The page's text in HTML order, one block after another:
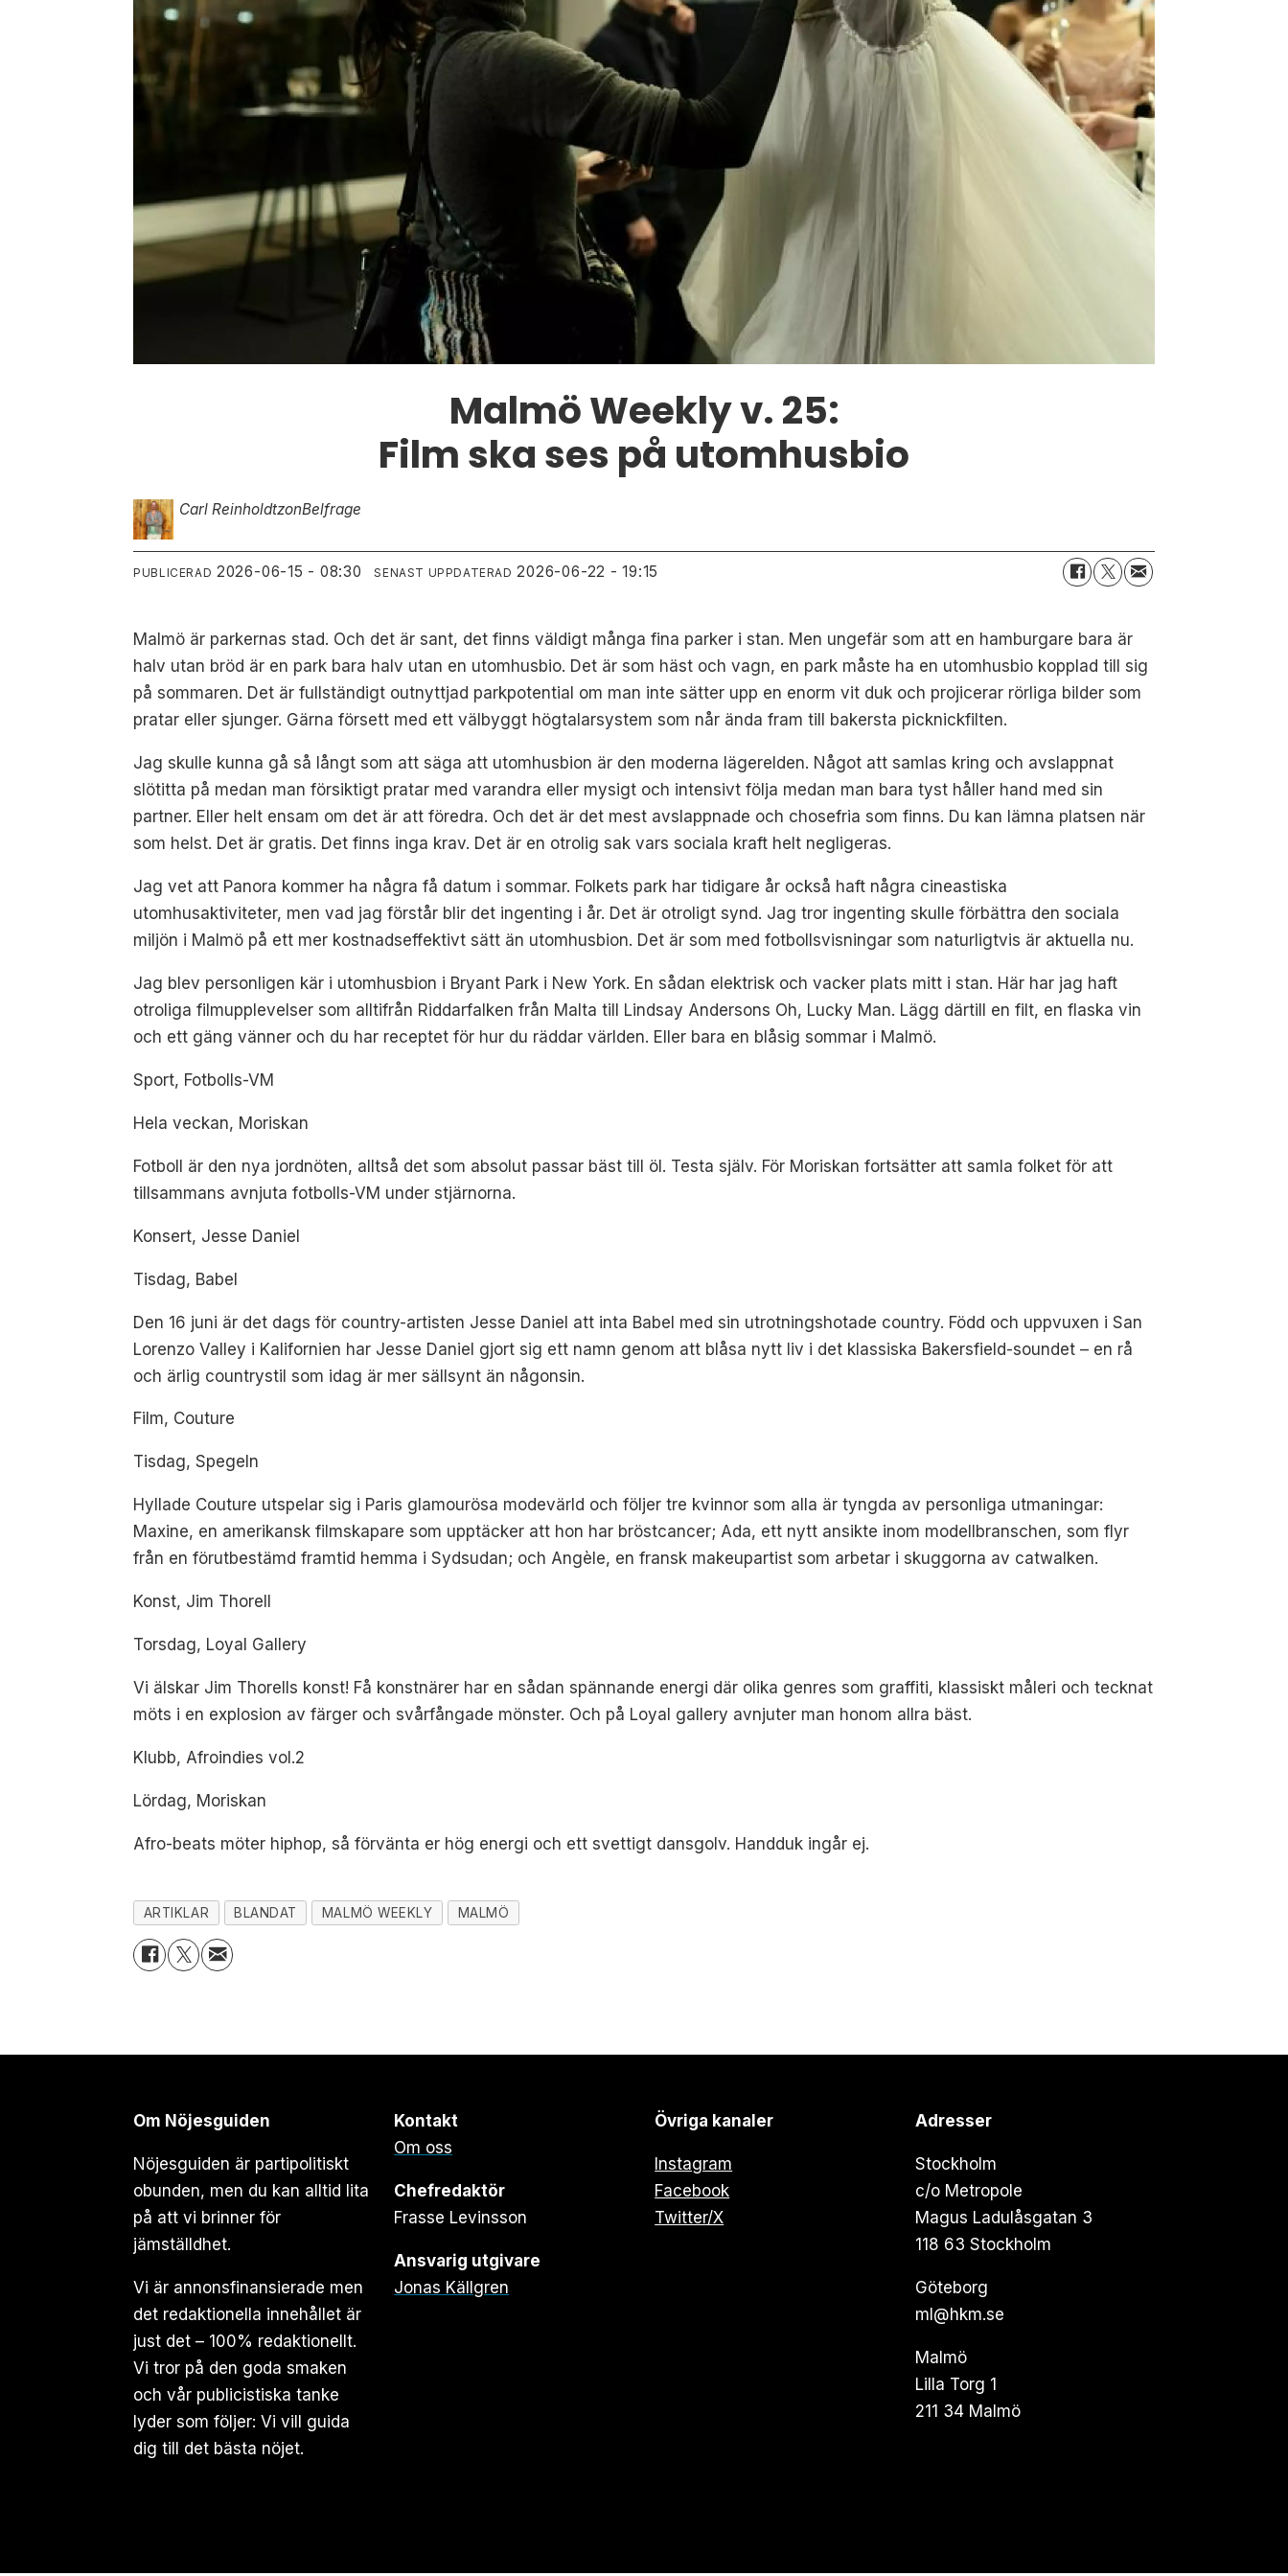
Malmö Weekly v. 25:
Film ska ses på utomhusbio
Carl ReinholdtzonBelfrage
PUBLICERAD 2026-06-15 - 08:30 SENAST UPPDATERAD 2026-06-22 - 19:15
Malmö är parkernas stad. Och det är sant, det finns väldigt många fina parker i stan. Men ungefär som att en hamburgare bara är
halv utan bröd är en park bara halv utan en utomhusbio. Det är som häst och vagn, en park måste ha en utomhusbio kopplad till sig
på sommaren. Det är fullständigt outnyttjad parkpotential om man inte sätter upp en enorm vit duk och projicerar rörliga bilder som
pratar eller sjunger. Gärna försett med ett välbyggt högtalarsystem som når ända fram till bakersta picknickfilten.
Jag skulle kunna gå så långt som att säga att utomhusbion är den moderna lägerelden. Något att samlas kring och avslappnat
slötitta på medan man försiktigt pratar med varandra eller mysigt och intensivt följa medan man bara tyst håller hand med sin
partner. Eller helt ensam om det är att föredra. Och det är det mest avslappnade och chosefria som finns. Du kan lämna platsen när
som helst. Det är gratis. Det finns inga krav. Det är en otrolig sak vars sociala kraft helt negligeras.
Jag vet att Panora kommer ha några få datum i sommar. Folkets park har tidigare år också haft några cineastiska
utomhusaktiviteter, men vad jag förstår blir det ingenting i år. Det är otroligt synd. Jag tror ingenting skulle förbättra den sociala
miljön i Malmö på ett mer kostnadseffektivt sätt än utomhusbion. Det är som med fotbollsvisningar som naturligtvis är aktuella nu.
Jag blev personligen kär i utomhusbion i Bryant Park i New York. En sådan elektrisk och vacker plats mitt i stan. Här har jag haft
otroliga filmupplevelser som alltifrån Riddarfalken från Malta till Lindsay Andersons Oh, Lucky Man. Lägg därtill en filt, en flaska vin
och ett gäng vänner och du har receptet för hur du räddar världen. Eller bara en blåsig sommar i Malmö.
Sport, Fotbolls-VM
Hela veckan, Moriskan
Fotboll är den nya jordnöten, alltså det som absolut passar bäst till öl. Testa själv. För Moriskan fortsätter att samla folket för att
tillsammans avnjuta fotbolls-VM under stjärnorna.
Konsert, Jesse Daniel
Tisdag, Babel
Den 16 juni är det dags för country-artisten Jesse Daniel att inta Babel med sin utrotningshotade country. Född och uppvuxen i San
Lorenzo Valley i Kalifornien har Jesse Daniel gjort sig ett namn genom att blåsa nytt liv i det klassiska Bakersfield-soundet – en rå
och ärlig countrystil som idag är mer sällsynt än någonsin.
Film, Couture
Tisdag, Spegeln
Hyllade Couture utspelar sig i Paris glamourösa modevärld och följer tre kvinnor som alla är tyngda av personliga utmaningar:
Maxine, en amerikansk filmskapare som upptäcker att hon har bröstcancer; Ada, ett nytt ansikte inom modellbranschen, som flyr
från en förutbestämd framtid hemma i Sydsudan; och Angèle, en fransk makeupartist som arbetar i skuggorna av catwalken.
Konst, Jim Thorell
Torsdag, Loyal Gallery
Vi älskar Jim Thorells konst! Få konstnärer har en sådan spännande energi där olika genres som graffiti, klassiskt måleri och tecknat
möts i en explosion av färger och svårfångade mönster. Och på Loyal gallery avnjuter man honom allra bäst.
Klubb, Afroindies vol.2
Lördag, Moriskan
Afro-beats möter hiphop, så förvänta er hög energi och ett svettigt dansgolv. Handduk ingår ej.
ARTIKLAR BLANDAT MALMÖ WEEKLY MALMÖ
Om Nöjesguiden
Nöjesguiden är partipolitiskt
obunden, men du kan alltid lita
på att vi brinner för
jämställdhet.
Vi är annonsfinansierade men
det redaktionella innehållet är
just det – 100% redaktionellt.
Vi tror på den goda smaken
och vår publicistiska tanke
lyder som följer: Vi vill guida
dig till det bästa nöjet.
Kontakt
Om oss
Chefredaktör
Frasse Levinsson
Ansvarig utgivare
Jonas Källgren
Övriga kanaler
Instagram
Facebook
Twitter/X
Adresser
Stockholm
c/o Metropole
Magus Ladulåsgatan 3
118 63 Stockholm
Göteborg
ml@hkm.se
Malmö
Lilla Torg 1
211 34 Malmö